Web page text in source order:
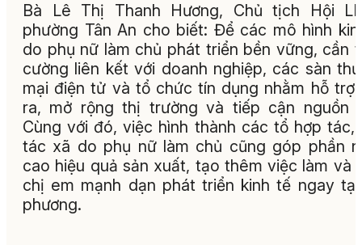
Bà Lê Thị Thanh Hương, Chủ tịch Hội
phường Tân An cho biết: Để các mô hình
do phụ nữ làm chủ phát triển bền vững, cần
cường liên kết với doanh nghiệp, các sàn
mại điện tử và tổ chức tín dụng nhằm hỗ trợ
ra, mở rộng thị trường và tiếp cận nguồn
Cùng với đó, việc hình thành các tổ hợp tác,
tác xã do phụ nữ làm chủ cũng góp phần
cao hiệu quả sản xuất, tạo thêm việc làm và
chị em mạnh dạn phát triển kinh tế ngay
phương.